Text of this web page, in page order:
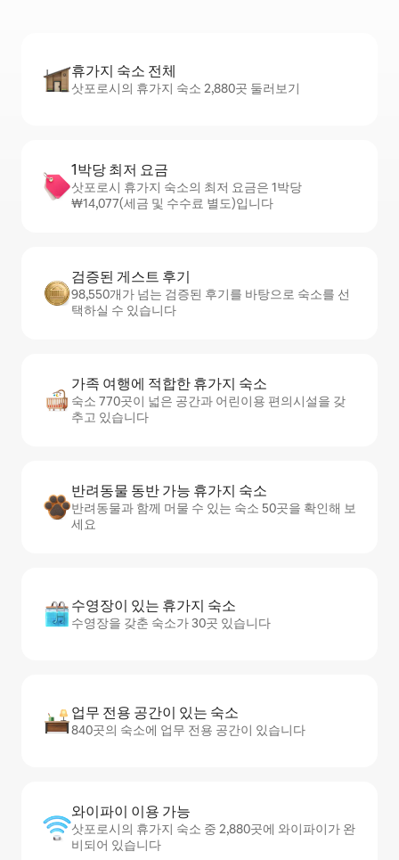
휴가지 숙소 전체
삿포로시의 휴가지 숙소 2,880곳 둘러보기
1박당 최저 요금
삿포로시 휴가지 숙소의 최저 요금은 1박당
₩14,077(세금 및 수수료 별도)입니다
검증된 게스트 후기
98,550개가 넘는 검증된 후기를 바탕으로 숙소를 선
택하실 수 있습니다
가족 여행에 적합한 휴가지 숙소
숙소 770곳이 넓은 공간과 어린이용 편의시설을 갖
추고 있습니다
반려동물 동반 가능 휴가지 숙소
반려동물과 함께 머물 수 있는 숙소 50곳을 확인해 보
세요
수영장이 있는 휴가지 숙소
수영장을 갖춘 숙소가 30곳 있습니다
업무 전용 공간이 있는 숙소
840곳의 숙소에 업무 전용 공간이 있습니다
와이파이 이용 가능
삿포로시의 휴가지 숙소 중 2,880곳에 와이파이가 완
비되어 있습니다